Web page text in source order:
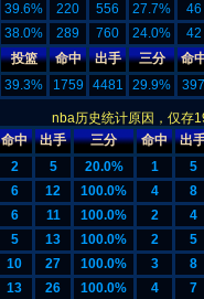
39.6% 220 556 27.7% 46
38.0% 289 760 24.0% 42
投篮 命中 出手 三分 命
39.3% 1759 4481 29.9% 397
nba历史统计原因，仅存
命中 出手 三分 命中 出
2 5 20.0% 1 5
6 12 100.0% 4 8
6 11 100.0% 2 4
5 13 100.0% 2 5
10 27 100.0% 3 8
13 26 100.0% 4 7